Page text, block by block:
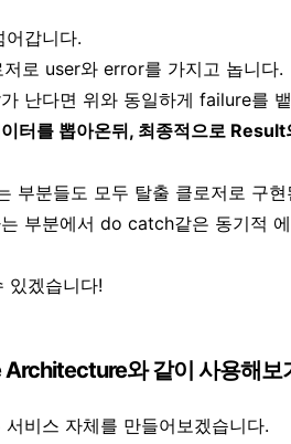
갑니다.
로 user와 error를 가지고 놉니다.
난다면 위와 동일하게 failure를
터를 뽑아온뒤, 최종적으로
부분들도 모두 탈출 클로저로 구
부분에서 do catch같은 동기적
있겠습니다!
와 같이 사용해보
비스 자체를 만들어보겠습니다.